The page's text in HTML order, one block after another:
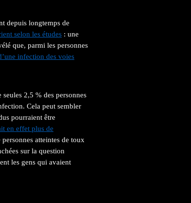
depuis longtemps de
selon les études : une
que, parmi les personnes
infection des voies
2,5 % des personnes
Cela peut sembler
pourraient être
en effet plus de
atteintes de toux
sur la question
les gens qui avaient